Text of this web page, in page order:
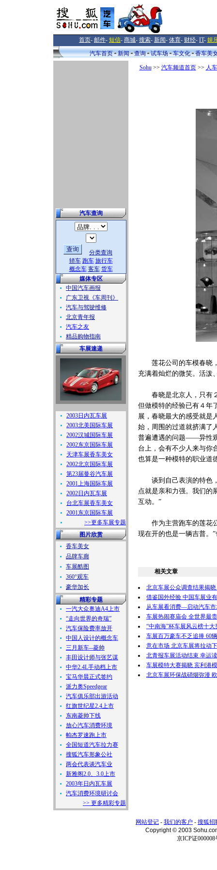
首页- 邮件- 短信- 商城- 搜索- 新闻- 体育- 财经- IT- 娱
汽车首页
新闻 查询 试车场 车文化 香车美
汽车查询
分类查询
轿车 跑车 旅行车
概念车 客车 货车
媒体专区
中国汽车画报
广东卫视《车周刊》
汽车与驾驶维修
北京青年报
汽车之友
精品购物指南
车展速递
2003日内瓦车展
2003北美国际车展
2002汉城国际车展
2002东京国际车展
天津车展香车美女
2002北京国际车展
第23届曼谷汽车展
2001上海国际车展
2002日内瓦车展
台北车展香车美女
2001东京国际车展
>>更多车展专题
图片欣赏
香车美女
品牌车廊
车展酷图
360°观车
豪华加长
精彩专题
一汽大众奥迪A4上市
“走向世界的奇瑞”
汽车保险费率放开
中国人设计的概念车
三月新车--菱帅
丰田设计师与张艺谋
中华2.4L手动档上市
宝马华晨正式签约
派力奥Speedgear
汽车俱乐部出游活动
红旗世纪星2.4上市
东南菱帅下线
放心汽车消费环境
帕杰罗速跑上市
全国短道汽车拉力赛
搜狐汽车形象公社
两会代表谈汽车业
新雅阁2.0、3.0上市
2003年日内瓦车展
汽车消费环境研讨会
>> 更多精彩专题
Sohu>> 汽车频道首页>> 人
莲花公司的车模春晓，
充满着灿烂的微笑。活泼
春晓是北京人，只有２
但做模特的经验已有４年
展，春晓最大的感受就是
始，周围的过道就挤满了
普遍遭遇的问题——异性
台上，会有不少人来与你
也算是一种模特的职业道
谈到自己表演的特色，
点就是亲和力强。我们的
互动。”
作为主营跑车的莲花公
现在开的也是一辆吉普。
相关文章
北京车展公众调查结果揭
借鉴国外经验 中国车展业
从车展看消费—启动汽车
车展热闹赛庙会 全世界最
“中南海”杯车展风云榜十大
车展百万豪车不乏追捧 60
意在市场 北京车展将拉动
北青报车展活动结束 幸运
车展模特大赛揭晓 宾利港
北京车展环保战硝烟弥漫
网站登记 - 我们的客户 - 搜狐招
Copyright © 2003
京ICP证